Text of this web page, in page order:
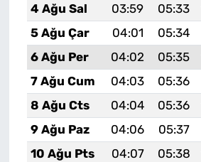
4 Ağu Sal
03:59 05:33
5 Ağu Çar
04:01 05:34
6 Ağu Per
04:02 05:35
7 Ağu Cum
04:03 05:36
8 Ağu Cts
04:04 05:36
9 Ağu Paz
04:06 05:37
10 Ağu Pts
04:07 05:38